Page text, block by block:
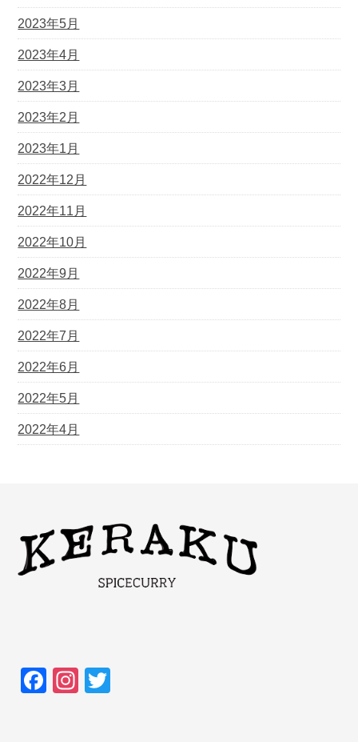
2023年5月
2023年4月
2023年3月
2023年2月
2023年1月
2022年12月
2022年11月
2022年10月
2022年9月
2022年8月
2022年7月
2022年6月
2022年5月
2022年4月
F
In